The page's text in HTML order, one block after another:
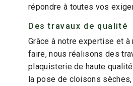
répondre à toutes vos
Des travaux de qualité
Grâce à notre expertise et à
faire, nous réalisons des
plaquisterie de haute
la pose de cloisons